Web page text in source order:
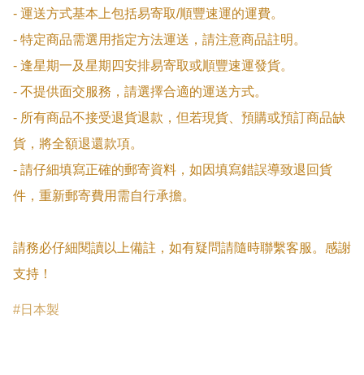
- 運送方式基本上包括易寄取/順豐速運的運費。
- 特定商品需選用指定方法運送，請注意商品註明。
- 逢星期一及星期四安排易寄取或順豐速運發貨。
- 不提供面交服務，請選擇合適的運送方式。
- 所有商品不接受退貨退款，但若現貨、預購或預訂商品缺
貨，將全額退還款項。
- 請仔細填寫正確的郵寄資料，如因填寫錯誤導致退回貨
件，重新郵寄費用需自行承擔。
請務必仔細閱讀以上備註，如有疑問請隨時聯繫客服。感謝
支持！
日本製